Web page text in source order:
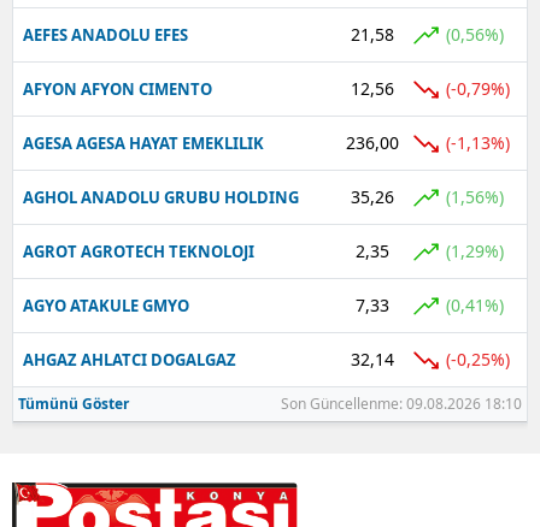
Kilis
Osmaniye
Düzce
AEFES ANADOLU EFES 21,58 (0,56%)
AFYON AFYON CIMENTO 12,56 (-0,79%)
AGESA AGESA HAYAT EMEKLILIK 236,00 (-1,13%)
AGHOL ANADOLU GRUBU HOLDING 35,26 (1,56%)
AGROT AGROTECH TEKNOLOJI 2,35 (1,29%)
AGYO ATAKULE GMYO 7,33 (0,41%)
AHGAZ AHLATCI DOGALGAZ 32,14 (-0,25%)
Tümünü Göster Son Güncellenme: 09.08.2026 18:10